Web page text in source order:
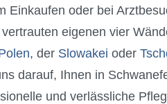
Einkaufen oder bei
eigenen vier
, der Slowakei oder
darauf, Ihnen in
und verlässliche